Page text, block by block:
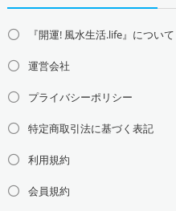
『開運! 風水生活.life』について
運営会社
プライバシーポリシー
特定商取引法に基づく表記
利用規約
会員規約